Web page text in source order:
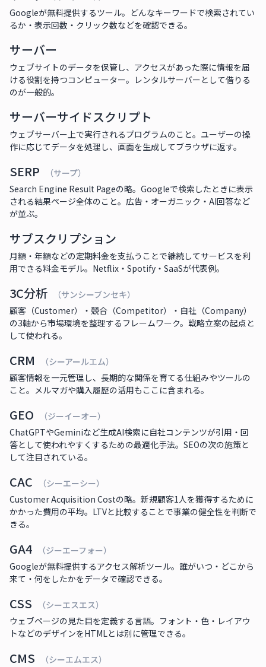
Googleが無料提供するツール。どんなキーワードで検索されてい
るか・表示回数・クリック数などを確認できる。
サーバー
ウェブサイトのデータを保管し、アクセスがあった際に情報を届
ける役割を持つコンピューター。レンタルサーバーとして借りる
のが一般的。
サーバーサイドスクリプト
ウェブサーバー上で実行されるプログラムのこと。ユーザーの操
作に応じてデータを処理し、画面を生成してブラウザに返す。
SERP
（サープ）
Search Engine Result Pageの略。Googleで検索したときに表示
される結果ページ全体のこと。広告・オーガニック・AI回答など
が並ぶ。
サブスクリプション
月額・年額などの定期料金を支払うことで継続してサービスを利
用できる料金モデル。Netflix・Spotify・SaaSが代表例。
3C分析
（サンシーブンセキ）
顧客（Customer）・競合（Competitor）・自社（Company）
の3軸から市場環境を整理するフレームワーク。戦略立案の起点と
して使われる。
CRM
（シーアールエム）
顧客情報を一元管理し、長期的な関係を育てる仕組みやツールの
こと。メルマガや購入履歴の活用もここに含まれる。
GEO
（ジーイーオー）
ChatGPTやGeminiなど生成AI検索に自社コンテンツが引用・回
答として使われやすくするための最適化手法。SEOの次の施策と
して注目されている。
CAC
（シーエーシー）
Customer Acquisition Costの略。新規顧客1人を獲得するために
かかった費用の平均。LTVと比較することで事業の健全性を判断で
きる。
GA4
（ジーエーフォー）
Googleが無料提供するアクセス解析ツール。誰がいつ・どこから
来て・何をしたかをデータで確認できる。
CSS
（シーエスエス）
ウェブページの見た目を定義する言語。フォント・色・レイアウ
トなどのデザインをHTMLとは別に管理できる。
CMS
（シーエムエス）